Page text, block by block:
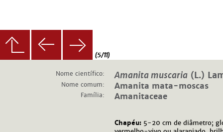
(5/11)
Nome científico: Amanita muscaria (L.)
Nome comum: Amanita mata-moscas
Família: Amanitaceae
Chapéu: 5-20 cm de diâmetro;